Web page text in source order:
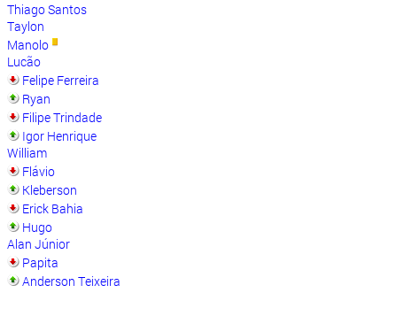
Thiago Santos
Taylon
Manolo
Lucão
Felipe Ferreira
Ryan
Filipe Trindade
Igor Henrique
William
Flávio
Kleberson
Erick Bahia
Hugo
Alan Júnior
Papita
Anderson Teixeira